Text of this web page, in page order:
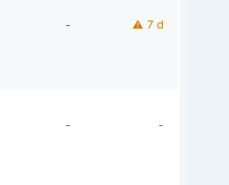
- ⚠ 7 d
- -